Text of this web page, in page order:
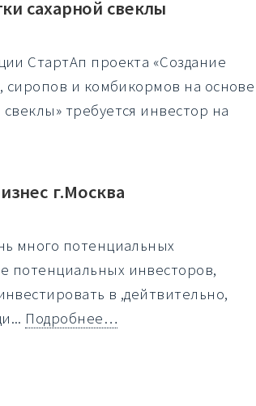
сахарной свеклы
СтартАп проекта «Создание
сиропов и комбикормов на основе
требуется инвестор на
г.Москва
много потенциальных
потенциальных инвесторов,
в ,дейтвительно,
Подробнее…